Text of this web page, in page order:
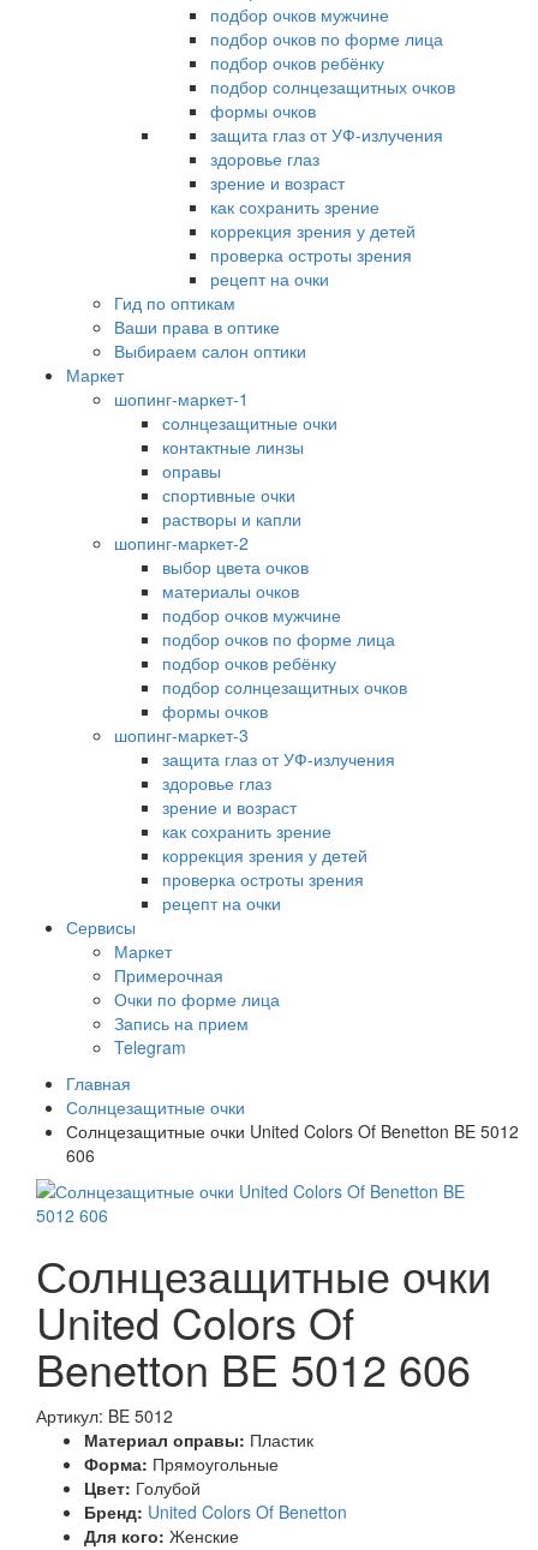
подбор очков мужчине
подбор очков по форме лица
подбор очков ребёнку
подбор солнцезащитных очков
формы очков
защита глаз от УФ-излучения
здоровье глаз
зрение и возраст
как сохранить зрение
коррекция зрения у детей
проверка остроты зрения
рецепт на очки
Гид по оптикам
Ваши права в оптике
Выбираем салон оптики
Маркет
шопинг-маркет-1
солнцезащитные очки
контактные линзы
оправы
спортивные очки
растворы и капли
шопинг-маркет-2
выбор цвета очков
материалы очков
подбор очков мужчине
подбор очков по форме лица
подбор очков ребёнку
подбор солнцезащитных очков
формы очков
шопинг-маркет-3
защита глаз от УФ-излучения
здоровье глаз
зрение и возраст
как сохранить зрение
коррекция зрения у детей
проверка остроты зрения
рецепт на очки
Сервисы
Маркет
Примерочная
Очки по форме лица
Запись на прием
Telegram
Главная
Солнцезащитные очки
Солнцезащитные очки United Colors Of Benetton BE 5012
606
Солнцезащитные очки
United Colors Of
Benetton BE 5012 606
Артикул: BE 5012
Материал оправы: Пластик
Форма: Прямоугольные
Цвет: Голубой
Бренд: United Colors Of Benetton
Для кого: Женские